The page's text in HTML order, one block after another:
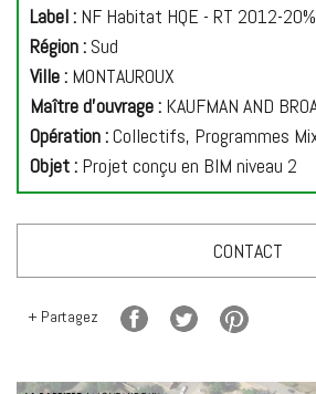
Label : NF Habitat HQE - RT 2012-20%
Région : Sud
Ville : MONTAUROUX
Maître d'ouvrage : KAUFMAN AND
Opération :Collectifs, Programmes
Objet : Projet conçu en BIM niveau 2
CONTACT
+ Partagez